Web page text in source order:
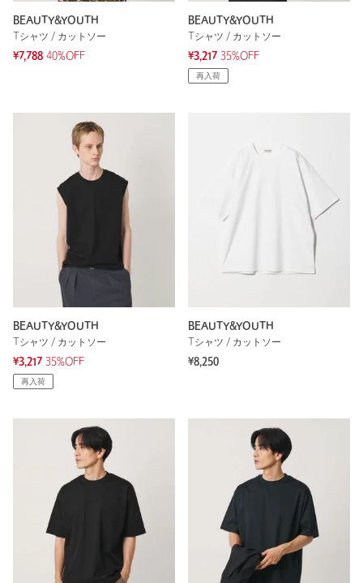
BEAUTY&YOUTH
Tシャツ / カットソー
¥7,788 40%OFF
BEAUTY&YOUTH
Tシャツ / カットソー
¥3,217 35%OFF
再入荷
BEAUTY&YOUTH
Tシャツ / カットソー
¥3,217 35%OFF
再入荷
BEAUTY&YOUTH
Tシャツ / カットソー
¥8,250